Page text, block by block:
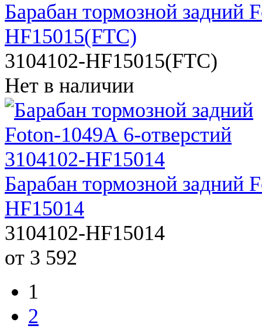
Барабан тормозной задний
HF15015(FTC)
3104102-HF15015(FTC)
Нет в наличии
Барабан тормозной задний
HF15014
3104102-HF15014
от 3 592
1
2